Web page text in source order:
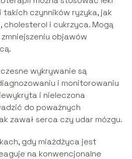
czynników ryzyka, jak
cholesterol i cukrzyca. Mogą
objawów
wykrywanie są
i monitorowaniu
i nieleczona
do poważnych
zawał serca czy udar mózgu.
gdy miażdżyca jest
na konwencjonalne